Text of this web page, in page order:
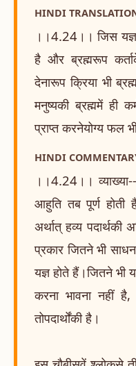
HINDI
।।4.24।। जिस
है और ब्रह्मरूप
देनारूप क्रिया भी
मनुष्यकी ब्रह्ममें ही
प्राप्त करनेयोग्य फल
HINDI
।।4.24।।
आहुति तब पूर्ण
अर्थात् हव्य पदार्थकी
प्रकार जितने भी
यज्ञ होते हैं।जितने भी
करना भावना नहीं है,
तोपदार्थोंकी है।